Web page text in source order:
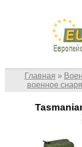
Главная »
военное